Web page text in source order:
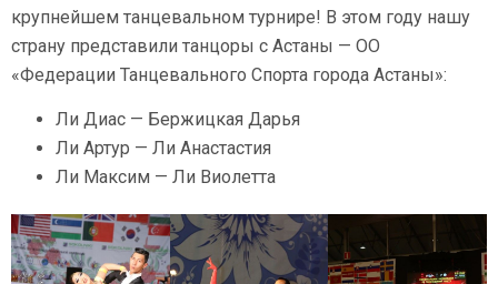
крупнейшем танцевальном турнире! В этом году нашу
страну представили танцоры с Астаны — ОО
«Федерации Танцевального Спорта города Астаны»:
Ли Диас — Бержицкая Дарья
Ли Артур — Ли Анастастия
Ли Максим — Ли Виолетта